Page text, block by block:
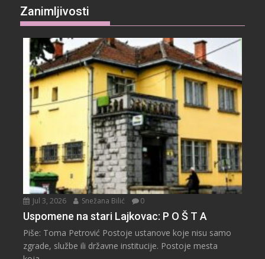
Zanimljivosti
Jul 3, 2026 Snežana Bilić 0
Uspomene na stari Lajkovac: P O Š T A
Piše: Toma Petrović Postoje ustanove koje nisu samo
zgrade, službe ili državne institucije. Postoje mesta